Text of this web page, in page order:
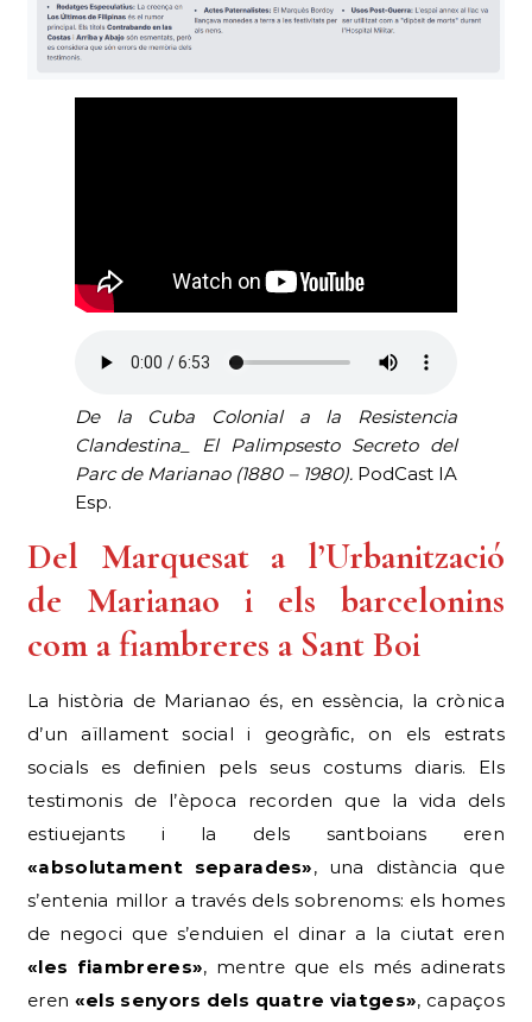
De la Cuba Colonial a la Resistencia
Clandestina_ El Palimpsesto Secreto del
Parc de Marianao (1880 – 1980). PodCast IA
Esp.
Del Marquesat a l’Urbanització
de Marianao i els barcelonins
com a fiambreres a Sant Boi
La història de Marianao és, en essència, la crònica
d’un aïllament social i geogràfic, on els estrats
socials es definien pels seus costums diaris. Els
testimonis de l’època recorden que la vida dels
estiuejants i la dels santboians eren
«absolutament separades», una distància que
s’entenia millor a través dels sobrenoms: els homes
de negoci que s’enduien el dinar a la ciutat eren
«les fiambreres», mentre que els més adinerats
eren «els senyors dels quatre viatges», capaços